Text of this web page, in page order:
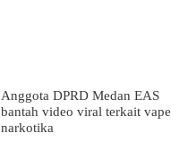
Anggota DPRD Medan EAS
bantah video viral terkait vape
narkotika